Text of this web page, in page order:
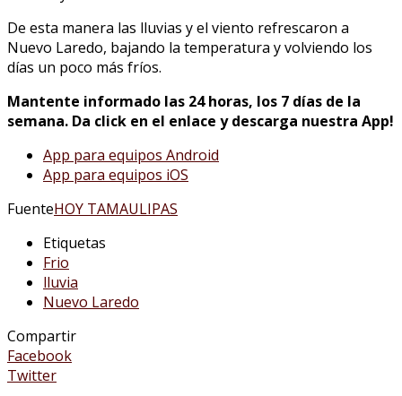
De esta manera las lluvias y el viento refrescaron a
Nuevo Laredo, bajando la temperatura y volviendo los
días un poco más fríos.
Mantente informado las 24 horas, los 7 días de la
semana. Da click en el enlace y descarga nuestra App!
App para equipos Android
App para equipos iOS
FuenteHOY TAMAULIPAS
Etiquetas
Frio
lluvia
Nuevo Laredo
Compartir
Facebook
Twitter